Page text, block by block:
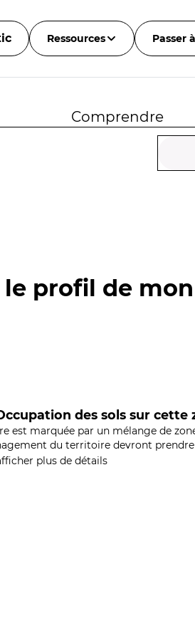
Ressources Passer
Comprendre
le profil de
des sols sur cette
est marquée par un mélange de
du territoire devront
plus de détails